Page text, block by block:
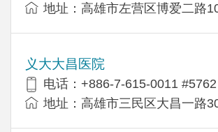
地址：高雄市左营区博爱二路
义大大昌医院
电话：+886-7-615-0011 #5762
地址：高雄市三民区大昌一路